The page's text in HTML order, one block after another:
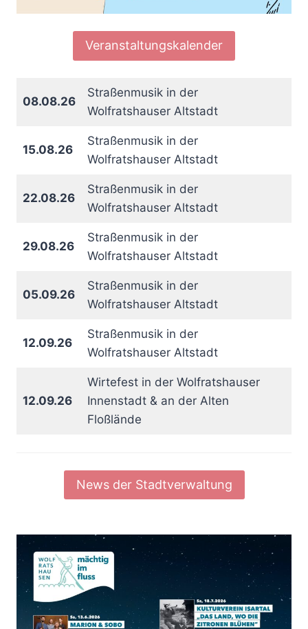
Veranstaltungskalender
08.08.26
Straßenmusik in der
Wolfratshauser Altstadt
15.08.26
Straßenmusik in der
Wolfratshauser Altstadt
22.08.26
Straßenmusik in der
Wolfratshauser Altstadt
29.08.26
Straßenmusik in der
Wolfratshauser Altstadt
05.09.26
Straßenmusik in der
Wolfratshauser Altstadt
12.09.26
Straßenmusik in der
Wolfratshauser Altstadt
12.09.26
Wirtefest in der Wolfratshauser
Innenstadt & an der Alten
Floßlände
News der Stadtverwaltung